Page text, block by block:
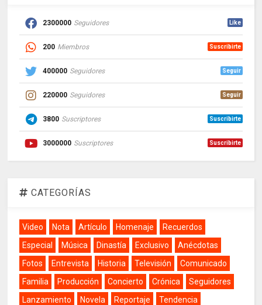
2300000 Seguidores Like
200 Miembros Suscribirte
400000 Seguidores Seguir
220000 Seguidores Seguir
3800 Suscriptores Suscribirte
3000000 Suscriptores Suscribirte
CATEGORÍAS
Video Nota Artículo Homenaje
Recuerdos
Especial
Música Dinastía Exclusivo
Anécdotas
Fotos
Entrevista Historia Televisión
Comunicado
Familia
Producción Concierto Crónica
Seguidores
Lanzamiento
Novela Reportaje
Tendencia